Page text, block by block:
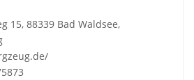
15, 88339 Bad Waldsee,